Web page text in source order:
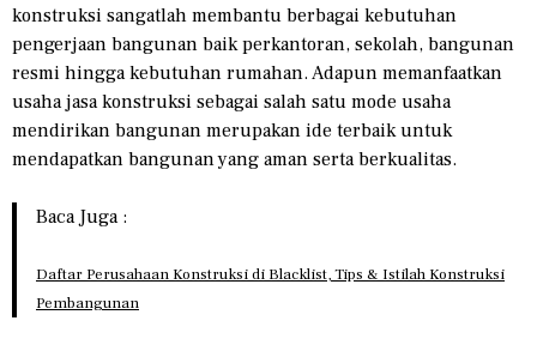
konstruksi sangatlah membantu berbagai kebutuhan
pengerjaan bangunan baik perkantoran, sekolah, bangunan
resmi hingga kebutuhan rumahan. Adapun memanfaatkan
usaha jasa konstruksi sebagai salah satu mode usaha
mendirikan bangunan merupakan ide terbaik untuk
mendapatkan bangunan yang aman serta berkualitas.
Baca Juga :
Daftar Perusahaan Konstruksi di Blacklist, Tips & Istilah Konstruksi
Pembangunan